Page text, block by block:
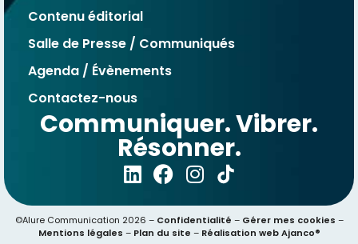
Contenu éditorial
Salle de Presse / Communiqués
Agenda / Évènements
Contactez-nous
Communiquer. Vibrer.
Résonner.
©Alure Communication 2026 – Confidentialité – Gérer mes cookies –
Mentions légales – Plan du site –Réalisation web Ajanco®